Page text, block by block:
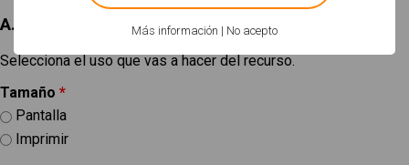
A. Elige un tamaño
Selecciona el uso que vas a hacer del recurso.
Tamaño *
Pantalla
Imprimir
Más información | No acepto